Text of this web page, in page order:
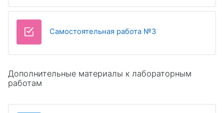
Самостоятельная работа №3Тест
Дополнительные материалы к лабораторным
работам